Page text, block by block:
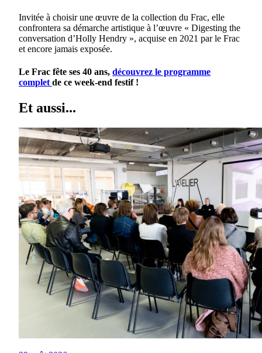
Invitée à choisir une œuvre de la collection du Frac, elle
confrontera sa démarche artistique à l’œuvre « Digesting the
conversation d’Holly Hendry », acquise en 2021 par le Frac
et encore jamais exposée.
Le Frac fête ses 40 ans, découvrez le programme
complet de ce week-end festif !
Et aussi...